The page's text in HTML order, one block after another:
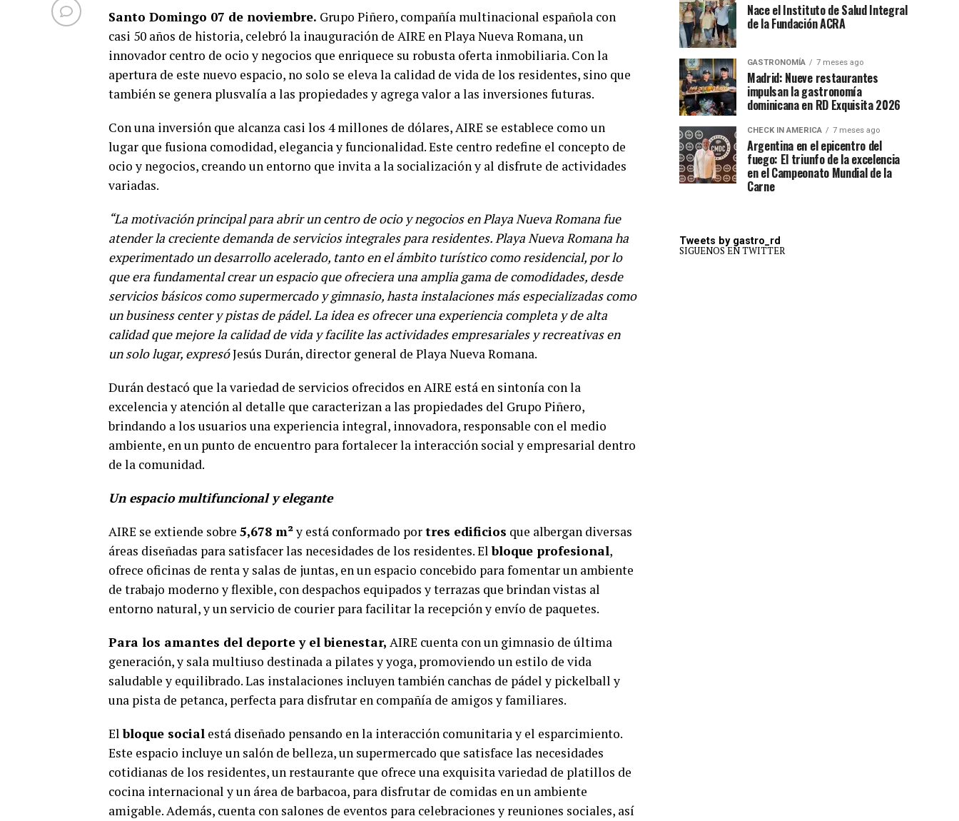
Santo Domingo 07 de noviembre. Grupo Piñero, compañía multinacional española con
casi 50 años de historia, celebró la inauguración de AIRE en Playa Nueva Romana, un
innovador centro de ocio y negocios que enriquece su robusta oferta inmobiliaria. Con la
apertura de este nuevo espacio, no solo se eleva la calidad de vida de los residentes, sino que
también se genera plusvalía a las propiedades y agrega valor a las inversiones futuras.
Con una inversión que alcanza casi los 4 millones de dólares, AIRE se establece como un
lugar que fusiona comodidad, elegancia y funcionalidad. Este centro redefine el concepto de
ocio y negocios, creando un entorno que invita a la socialización y al disfrute de actividades
variadas.
“La motivación principal para abrir un centro de ocio y negocios en Playa Nueva Romana fue
atender la creciente demanda de servicios integrales para residentes. Playa Nueva Romana ha
experimentado un desarrollo acelerado, tanto en el ámbito turístico como residencial, por lo
que era fundamental crear un espacio que ofreciera una amplia gama de comodidades, desde
servicios básicos como supermercado y gimnasio, hasta instalaciones más especializadas como
un business center y pistas de pádel. La idea es ofrecer una experiencia completa y de alta
calidad que mejore la calidad de vida y facilite las actividades empresariales y recreativas en
un solo lugar, expresóJesús Durán, director general de Playa Nueva Romana.
Durán destacó que la variedad de servicios ofrecidos en AIRE está en sintonía con la
excelencia y atención al detalle que caracterizan a las propiedades del Grupo Piñero,
brindando a los usuarios una experiencia integral, innovadora, responsable con el medio
ambiente, en un punto de encuentro para fortalecer la interacción social y empresarial dentro
de la comunidad.
Un espacio multifuncional y elegante
AIRE se extiende sobre 5,678 m²y está conformado portres edificios que albergan diversas
áreas diseñadas para satisfacer las necesidades de los residentes. Elbloque profesional,
ofrece oficinas de renta y salas de juntas, en un espacio concebido para fomentar un ambiente
de trabajo moderno y flexible, con despachos equipados y terrazas que brindan vistas al
entorno natural, y un servicio de courier para facilitar la recepción y envío de paquetes.
Para los amantes del deporte y el bienestar, AIRE cuenta con un gimnasio de última
generación, y sala multiuso destinada a pilates y yoga, promoviendo un estilo de vida
saludable y equilibrado. Las instalaciones incluyen también canchas de pádel y pickelball y
una pista de petanca, perfecta para disfrutar en compañía de amigos y familiares.
Elbloque social está diseñado pensando en la interacción comunitaria y el esparcimiento.
Este espacio incluye un salón de belleza, un supermercado que satisface las necesidades
cotidianas de los residentes, un restaurante que ofrece una exquisita variedad de platillos de
cocina internacional y un área de barbacoa, para disfrutar de comidas en un ambiente
amigable. Además, cuenta con salones de eventos para celebraciones y reuniones sociales, así
Nace el Instituto de Salud Integral
de la Fundación ACRA
GASTRONOMÍA 7 meses ago
Madrid: Nueve restaurantes
impulsan la gastronomía
dominicana en RD Exquisita 2026
CHECK IN AMERICA 7 meses ago
Argentina en el epicentro del
fuego: El triunfo de la excelencia
en el Campeonato Mundial de la
Carne
Tweets by gastro_rd
SIGUENOS EN TWITTER